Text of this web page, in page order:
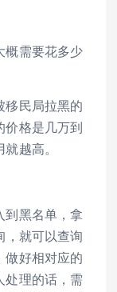
概需要花多少
移民局拉黑的
价格是几万到
越高。
到黑名单，拿
就可以查询
做好相对应的
处理的话，需